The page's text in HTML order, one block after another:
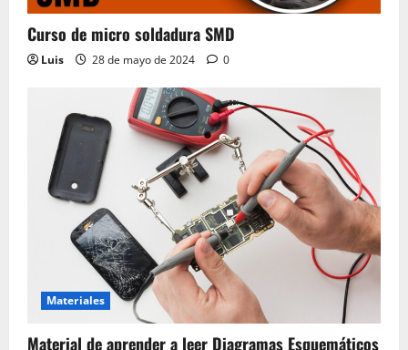
Curso de micro soldadura SMD
Luis 28 de mayo de 2024 0
Materiales
Material de aprender a leer Diagramas Esquemáticos